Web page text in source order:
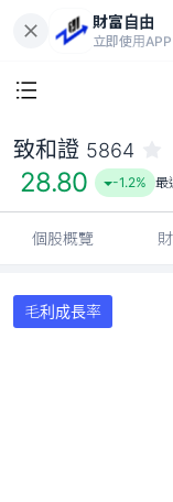
財富自由
立即使用
致和證 5864
28.80 -1.2% 最
個股概覽
毛利成長率